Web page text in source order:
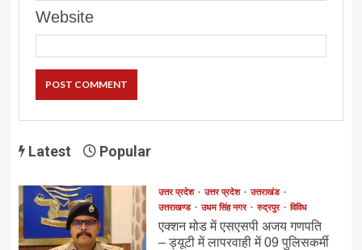
Website
Latest Popular
उत्तर प्रदेश उत्तर प्रदेश
उत्तराखंड
उत्तराखण्ड
उधम सिंह नगर रुद्रपुर विविध
एक्शन मोड में एसएसपी अजय गणपति
– ड्यूटी में लापरवाही में 09 पुलिसकर्मी